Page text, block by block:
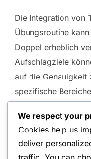
Die Integration von
Übungsroutine
Doppel erheblich
Aufschlagziele
auf die Genauigkeit
spezifische
Konsistenz
Widerstandsbänder
We respect your
Cookies help us
deliver
traffic. You can